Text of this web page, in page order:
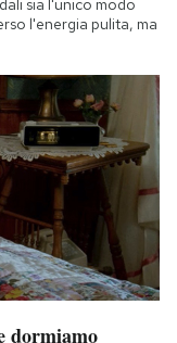
sia l'unico modo
l'energia pulita, ma
dormiamo